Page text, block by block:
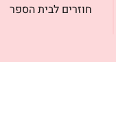
חוזרים לבית הספר